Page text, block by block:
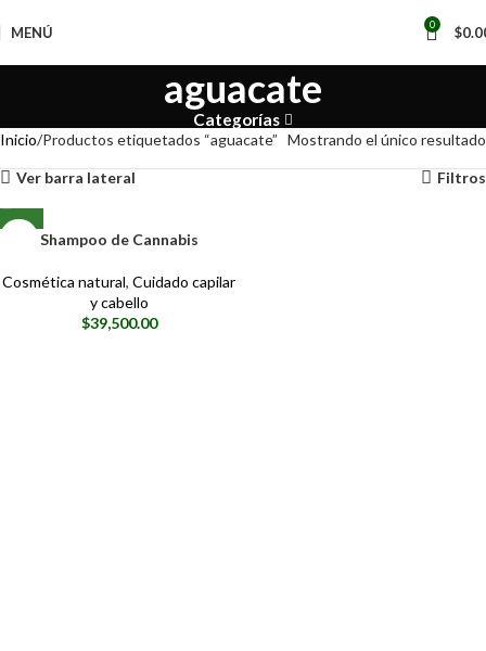
MENÚ 0 $
aguacate
Categorías
Inicio Productos etiquetados “aguacate” Mostrando el único resultado
Ver barra lateral Filtros
Shampoo de Cannabis
Cosmética natural, Cuidado capilar
y cabello
$39,500.00